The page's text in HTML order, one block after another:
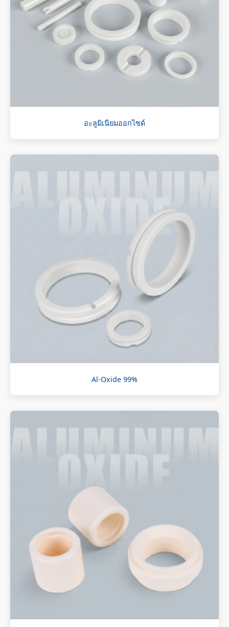
อะลูมิเนียมออกไซด์
Al-Oxide 99%